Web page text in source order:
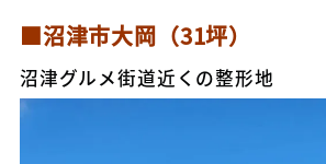
■沼津市大岡（31坪）
沼津グルメ街道近くの整形地